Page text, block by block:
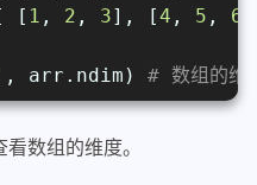
[ 1 , 2 , 3], [4 , 5 , 6
, arr.ndim) # 数组的
看数组的维度。